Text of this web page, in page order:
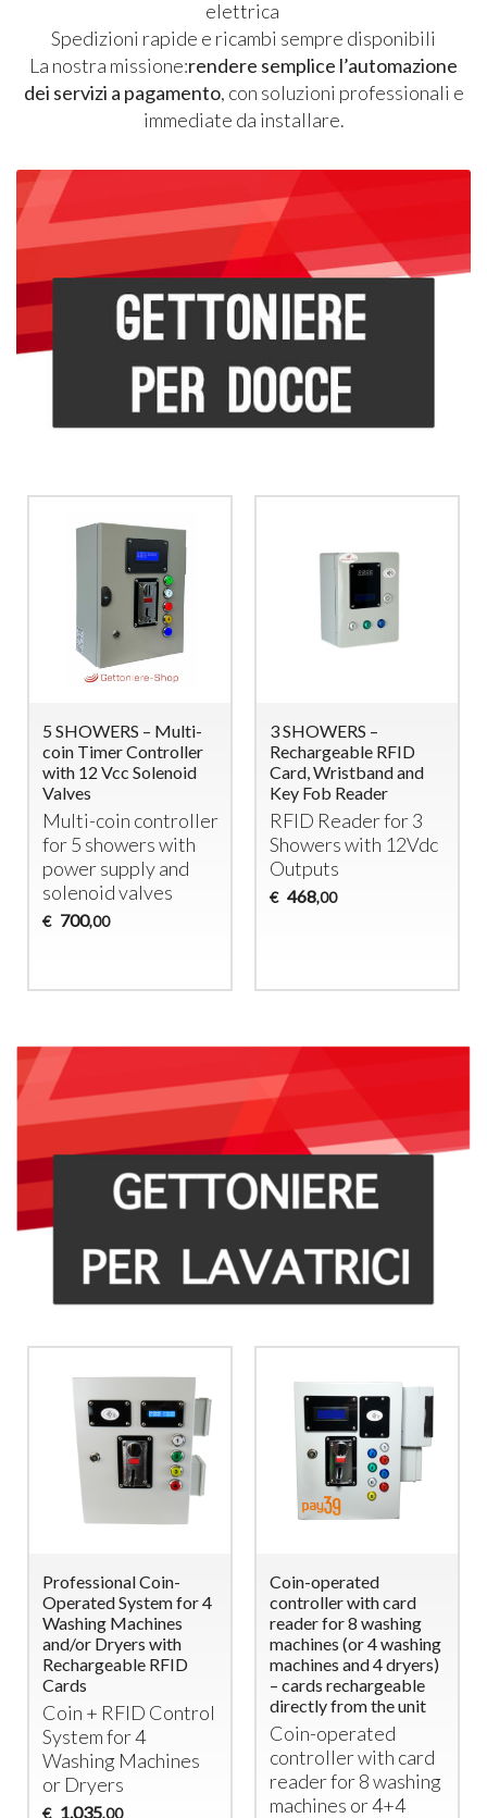
elettrica
Spedizioni rapide e ricambi sempre disponibili
La nostra missione:rendere semplice l’automazione
dei servizi a pagamento, con soluzioni professionali e
immediate da installare.
5 SHOWERS – Multi-
coin Timer Controller
with 12 Vcc Solenoid
Valves
Multi-coin controller
for 5 showers with
power supply and
solenoid valves
€ 700,00
3 SHOWERS –
Rechargeable RFID
Card, Wristband and
Key Fob Reader
RFID Reader for 3
Showers with 12Vdc
Outputs
€ 468,00
Professional Coin-
Operated System for 4
Washing Machines
and/or Dryers with
Rechargeable RFID
Cards
Coin + RFID Control
System for 4
Washing Machines
or Dryers
€ 1.035,00
Coin-operated
controller with card
reader for 8 washing
machines (or 4 washing
machines and 4 dryers)
– cards rechargeable
directly from the unit
Coin-operated
controller with card
reader for 8 washing
machines or 4+4